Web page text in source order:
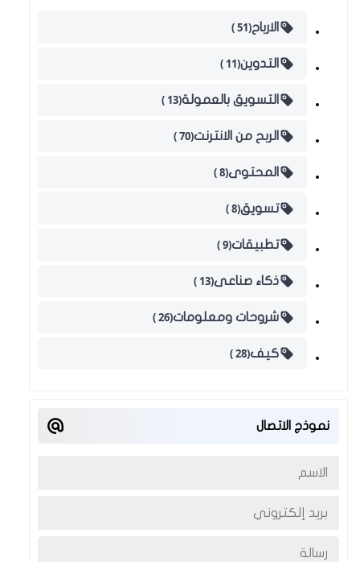
الارباح(51 )
التدوين(11 )
التسويق بالعمولة(13 )
الربح من الانترنت(70 )
المحتوى(8 )
تسويق(8 )
تطبيقات(9 )
ذكاء صناعى(13 )
شروحات ومعلومات(26 )
كيف(28 )
نموذج الاتصال